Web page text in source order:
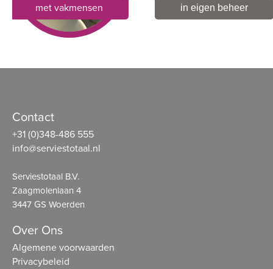
met vakmensen in eigen beheer
Contact
+31 (0)348-486 555
info@serviestotaal.nl
Serviestotaal B.V.
Zaagmolenlaan 4
3447 GS Woerden
Over Ons
Algemene voorwaarden
Privacybeleid